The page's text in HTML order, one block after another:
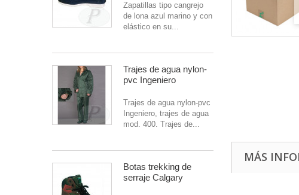
Zapatillas tipo cangrejo
de lona azul marino y con
elástico en su...
Trajes de agua nylon-
pvc Ingeniero
Trajes de agua nylon-pvc
Ingeniero, trajes de agua
mod. 400. Trajes de...
Botas trekking de
serraje Calgary
MÁS